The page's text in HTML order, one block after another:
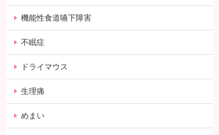
機能性食道嚥下障害
不眠症
ドライマウス
生理痛
めまい